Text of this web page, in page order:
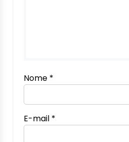
Nome *
E-mail *